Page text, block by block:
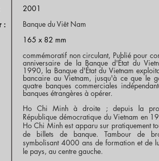
2001
:
Banque du Viêt Nam
165 x 82 mm
commémoratif non circulant, Publié pour
anniversaire de la Banque d'État du
1990, la Banque d'État du Vietnam
bancaire au Vietnam, jusqu'à ce que le
quatre banques commerciales
banques étrangères à opérer.
Ho Chi Minh à droite ; depuis la
République démocratique du Vietnam en
Ho Chi Minh est apparu sur pratiquement
de billets de banque. Tambour de
symbolisant 4000 ans de formation et de
le pays, au centre gauche.